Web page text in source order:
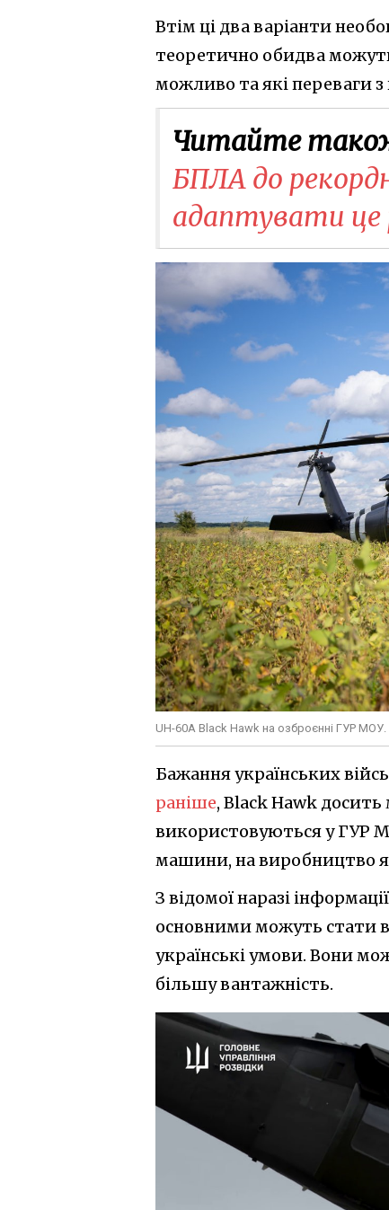
Втім ці два варіанти
теоретично обидва
можливо та які переваги
Читайте
БПЛА до
адаптувати це
UH-60A Black Hawk на озброєнні ГУР
Бажання українських
раніше, Black Hawk досить
використовуються у ГУР
машини, на виробництво
З відомої наразі
основними можуть стати
українські умови. Вони
більшу вантажність.